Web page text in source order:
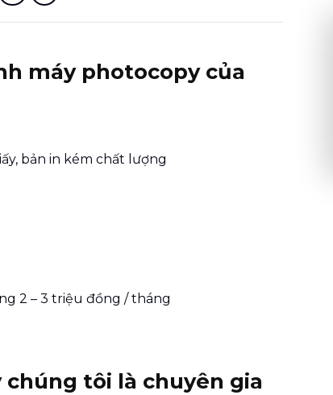
máy photocopy của
bản in kém chất lượng
2 – 3 triệu đồng / tháng
tôi là chuyên gia